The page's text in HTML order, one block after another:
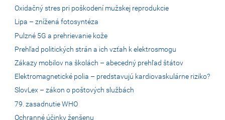
Oxidačný stres pri poškodení mužskej reprodukcie
Lipa – znížená fotosyntéza
Pulzné 5G a prehrievanie kože
Prehľad politických strán a ich vzťah k elektrosmogu
Zákazy mobilov na školách – abecedný prehľad štátov
Elektromagnetické polia – predstavujú kardiovaskulárne riziko?
SlovLex – zákon o poštových službách
79. zasadnutie WHO
Ochranné účinky ženšenu